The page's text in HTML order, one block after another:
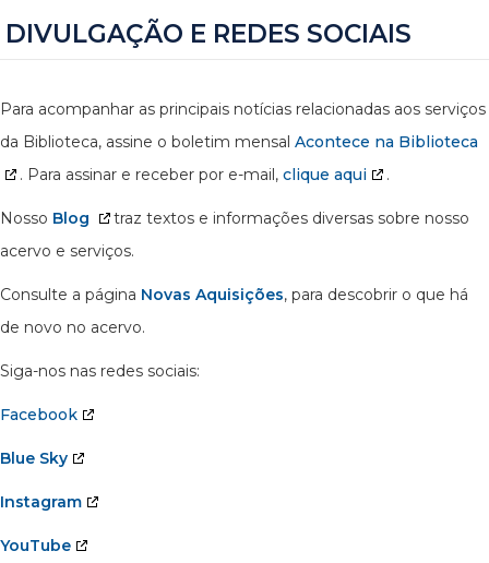
DIVULGAÇÃO E REDES SOCIAIS
Para acompanhar as principais notícias relacionadas aos serviços
da Biblioteca, assine o boletim mensal Acontece na Biblioteca
. Para assinar e receber por e-mail, clique aqui .
Nosso Blog
traz textos e informações diversas sobre nosso
acervo e serviços.
Consulte a página Novas Aquisições, para descobrir o que há
de novo no acervo.
Siga-nos nas redes sociais:
Facebook
Blue Sky
Instagram
YouTube